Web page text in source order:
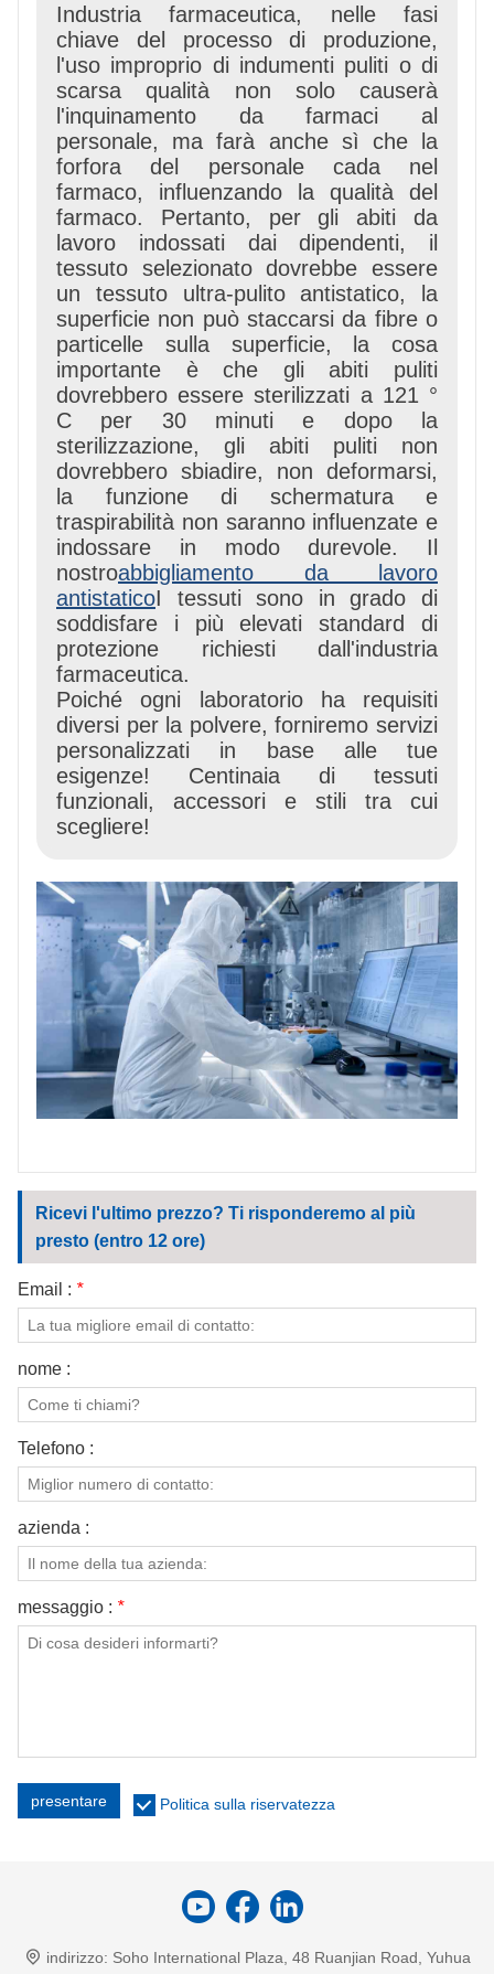
Industria farmaceutica, nelle fasi
chiave del processo di produzione,
l'uso improprio di indumenti puliti o di
scarsa qualità non solo causerà
l'inquinamento da farmaci al
personale, ma farà anche sì che la
forfora del personale cada nel
farmaco, influenzando la qualità del
farmaco. Pertanto, per gli abiti da
lavoro indossati dai dipendenti, il
tessuto selezionato dovrebbe essere
un tessuto ultra-pulito antistatico, la
superficie non può staccarsi da fibre o
particelle sulla superficie, la cosa
importante è che gli abiti puliti
dovrebbero essere sterilizzati a 121 °
C per 30 minuti e dopo la
sterilizzazione, gli abiti puliti non
dovrebbero sbiadire, non deformarsi,
la funzione di schermatura e
traspirabilità non saranno influenzate e
indossare in modo durevole. Il
nostroabbigliamento da lavoro
antistaticoI tessuti sono in grado di
soddisfare i più elevati standard di
protezione richiesti dall'industria
farmaceutica.
Poiché ogni laboratorio ha requisiti
diversi per la polvere, forniremo servizi
personalizzati in base alle tue
esigenze! Centinaia di tessuti
funzionali, accessori e stili tra cui
scegliere!
Ricevi l'ultimo prezzo? Ti risponderemo al più
presto (entro 12 ore)
Email : *
nome :
Telefono :
azienda :
messaggio : *
presentare Politica sulla riservatezza
indirizzo: Soho International Plaza, 48 Ruanjian Road, Yuhua